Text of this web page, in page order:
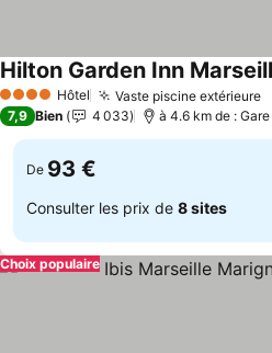
4 Étoiles Hôtel Vaste piscine extérieure
Hilton Garden Inn
7,9 Bien 4 033 à 4.6 km de :
De 93 €
Consulter les prix de 8 sites
Choix populaire